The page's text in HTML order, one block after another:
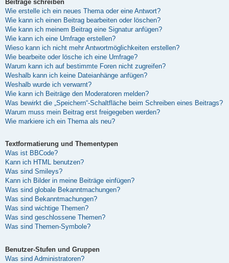
Beiträge schreiben
Wie erstelle ich ein neues Thema oder eine Antwort?
Wie kann ich einen Beitrag bearbeiten oder löschen?
Wie kann ich meinem Beitrag eine Signatur anfügen?
Wie kann ich eine Umfrage erstellen?
Wieso kann ich nicht mehr Antwortmöglichkeiten erstellen?
Wie bearbeite oder lösche ich eine Umfrage?
Warum kann ich auf bestimmte Foren nicht zugreifen?
Weshalb kann ich keine Dateianhänge anfügen?
Weshalb wurde ich verwarnt?
Wie kann ich Beiträge den Moderatoren melden?
Was bewirkt die „Speichern“-Schaltfläche beim Schreiben eines Beitrags?
Warum muss mein Beitrag erst freigegeben werden?
Wie markiere ich ein Thema als neu?
Textformatierung und Thementypen
Was ist BBCode?
Kann ich HTML benutzen?
Was sind Smileys?
Kann ich Bilder in meine Beiträge einfügen?
Was sind globale Bekanntmachungen?
Was sind Bekanntmachungen?
Was sind wichtige Themen?
Was sind geschlossene Themen?
Was sind Themen-Symbole?
Benutzer-Stufen und Gruppen
Was sind Administratoren?